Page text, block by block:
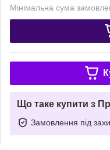
Мінімальна сума
Що таке купити з
Замовлення під